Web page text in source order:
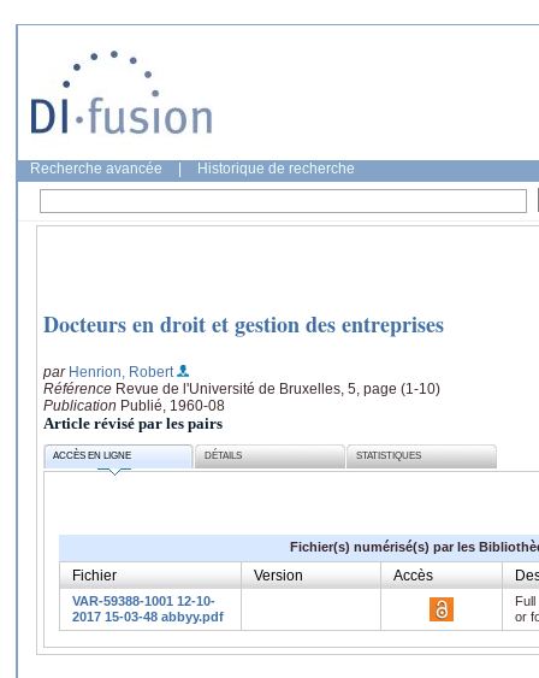
Recherche avancée Historique de recherche
Docteurs en droit et gestion des entreprises
par Henrion, Robert
Référence Revue de l'Université de Bruxelles, 5, page (1-10)
Publication Publié, 1960-08
Article révisé par les pairs
ACCÈS EN LIGNE DÉTAILS STATISTIQUES
Fichier(s) numérisé(s) par les
Fichier Version Accès
VAR-59388-1001 12-10-
2017 15-03-48 abbyy.pdf
or